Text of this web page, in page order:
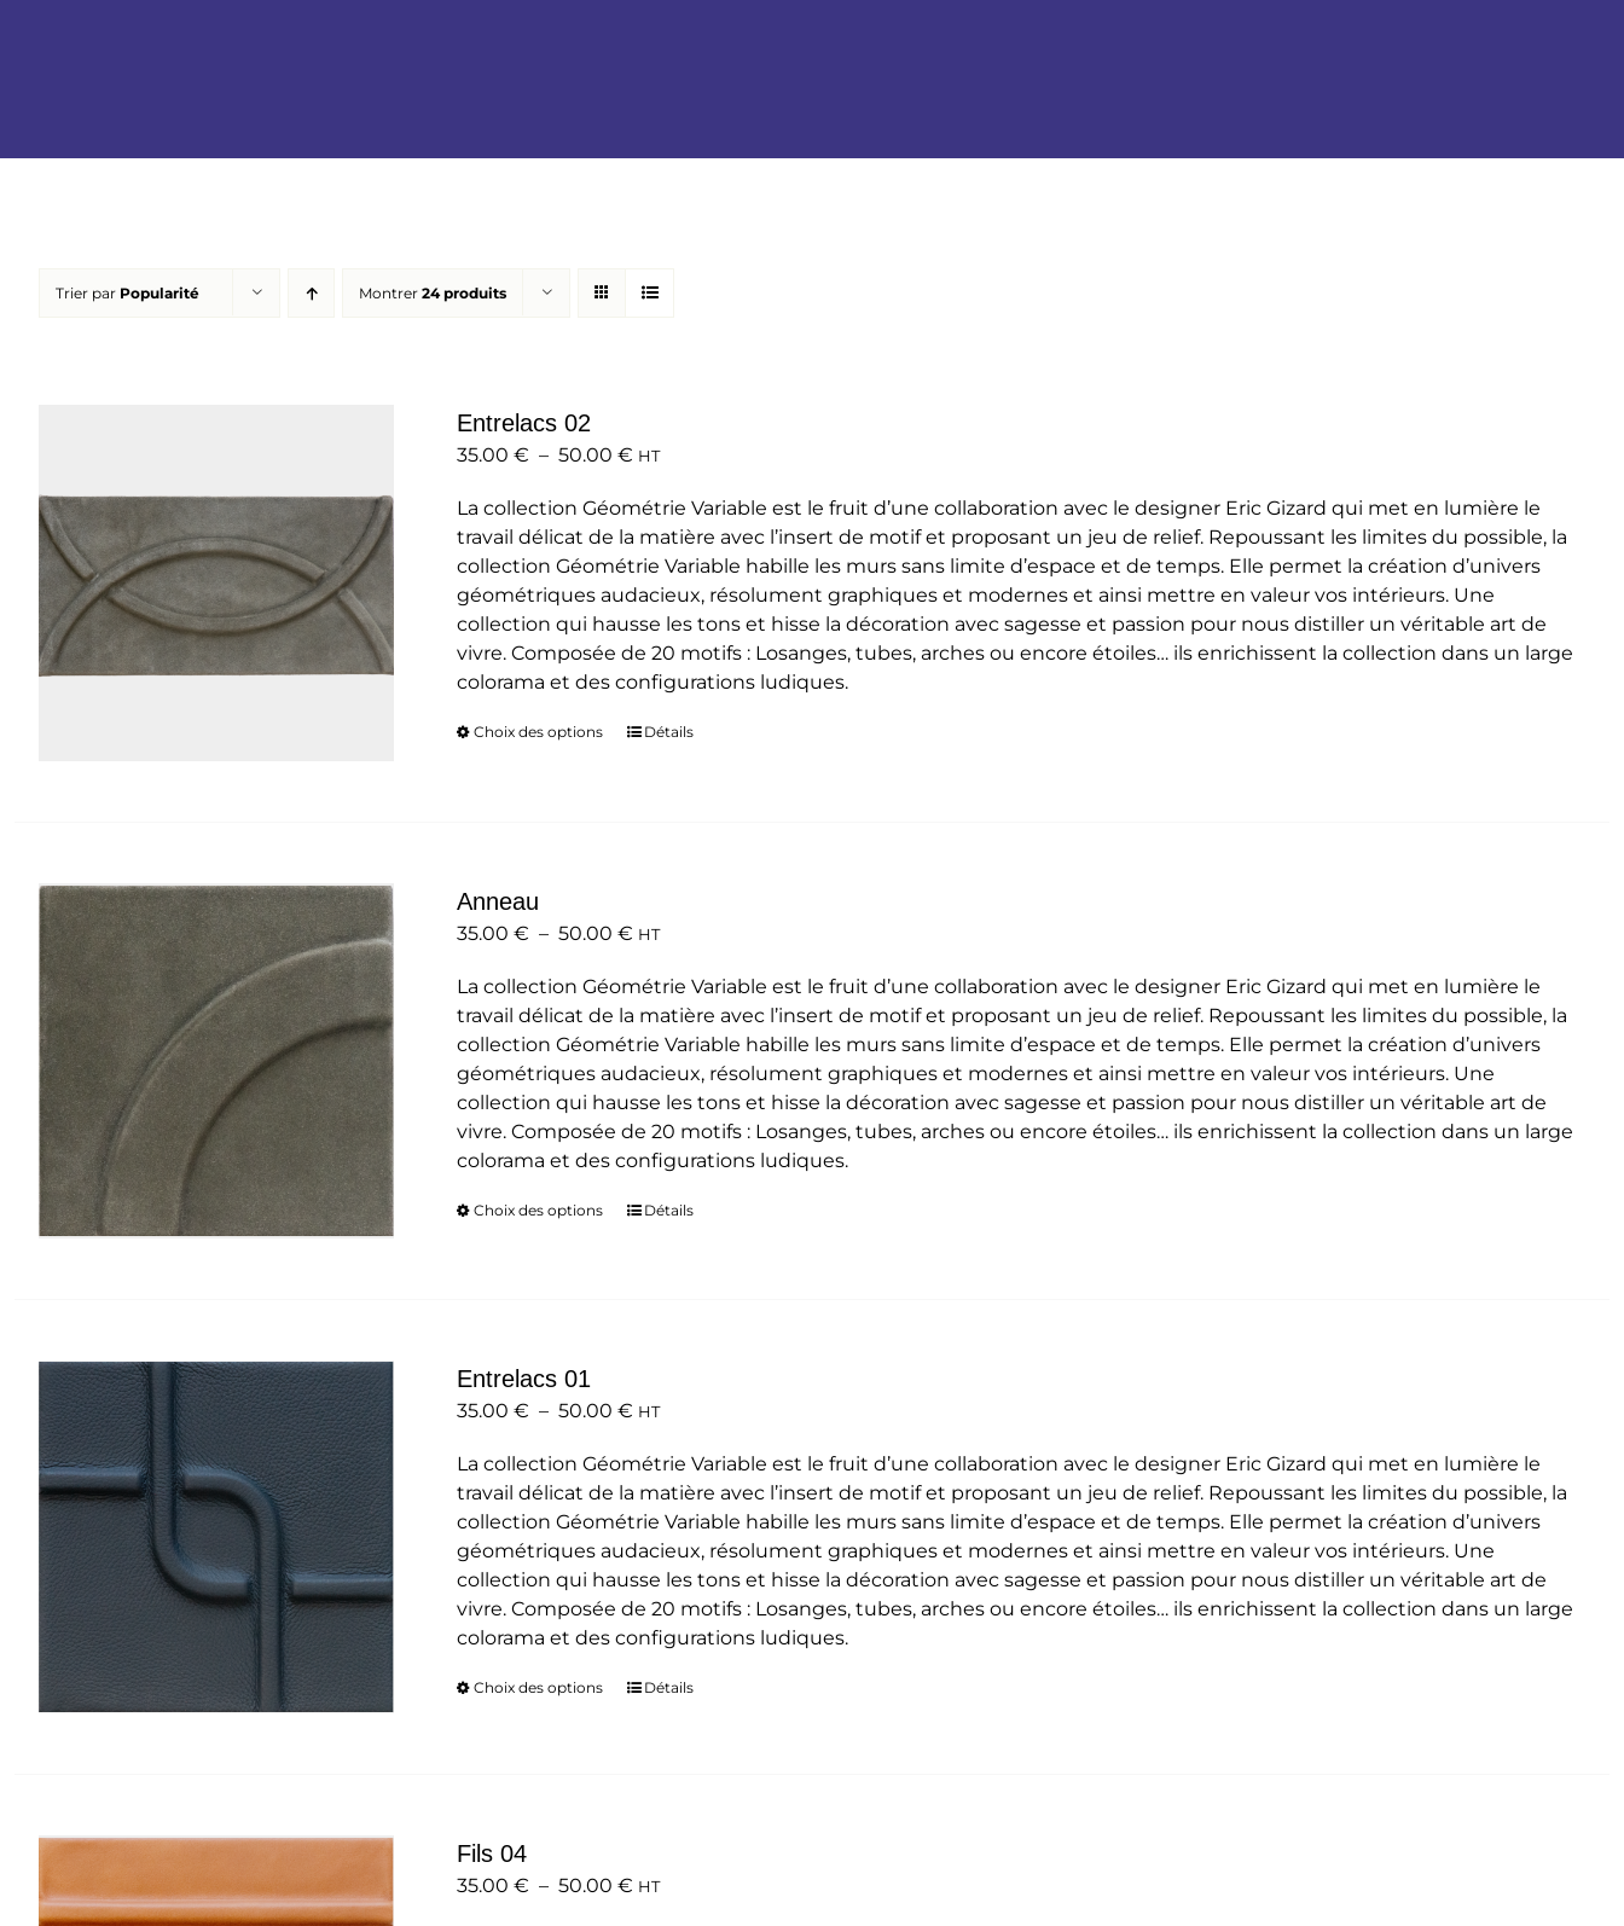
Trier par Popularité Montrer 24 produits
Entrelacs 02
35.00 € – 50.00 €Plage
prix :
35.00 €
à
50.00 €
HT
La collection Géométrie Variable est le fruit d’une collaboration avec le designer Eric Gizard qui met en lumière le
travail délicat de la matière avec l’insert de motif et proposant un jeu de relief.Repoussant les limites du possible, la
collection Géométrie Variable habille les murs sans limite d’espace et de temps. Elle permet la création d’univers
géométriques audacieux, résolument graphiques et modernes et ainsi mettre en valeur vos intérieurs. Une
collection qui hausse les tons et hisse la décoration avec sagesse et passion pour nous distiller un véritable art de
vivre. Composée de 20 motifs : Losanges, tubes, arches ou encore étoiles… ils enrichissent la collection dans un large
colorama et des configurations ludiques.
Choix des options
Ce
peuvent
choisies
sur
la
page
du
produit
Détails
Anneau
35.00 € – 50.00 €Plage
prix :
35.00 €
à
50.00 €
HT
La collection Géométrie Variable est le fruit d’une collaboration avec le designer Eric Gizard qui met en lumière le
travail délicat de la matière avec l’insert de motif et proposant un jeu de relief.Repoussant les limites du possible, la
collection Géométrie Variable habille les murs sans limite d’espace et de temps. Elle permet la création d’univers
géométriques audacieux, résolument graphiques et modernes et ainsi mettre en valeur vos intérieurs. Une
collection qui hausse les tons et hisse la décoration avec sagesse et passion pour nous distiller un véritable art de
vivre. Composée de 20 motifs : Losanges, tubes, arches ou encore étoiles… ils enrichissent la collection dans un large
colorama et des configurations ludiques.
Choix des options
Ce
peuvent
choisies
sur
la
page
du
produit
Détails
Entrelacs 01
35.00 € – 50.00 €Plage
prix :
35.00 €
à
50.00 €
HT
La collection Géométrie Variable est le fruit d’une collaboration avec le designer Eric Gizard qui met en lumière le
travail délicat de la matière avec l’insert de motif et proposant un jeu de relief.Repoussant les limites du possible, la
collection Géométrie Variable habille les murs sans limite d’espace et de temps. Elle permet la création d’univers
géométriques audacieux, résolument graphiques et modernes et ainsi mettre en valeur vos intérieurs. Une
collection qui hausse les tons et hisse la décoration avec sagesse et passion pour nous distiller un véritable art de
vivre. Composée de 20 motifs : Losanges, tubes, arches ou encore étoiles… ils enrichissent la collection dans un large
colorama et des configurations ludiques.
Choix des options
Ce
peuvent
Détails
Fils 04
35.00 € – 50.00 €Plage
HT